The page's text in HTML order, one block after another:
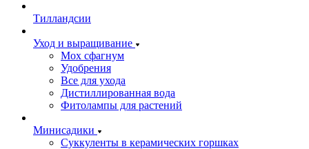
Тилландсии
Уход и выращивание
Мох сфагнум
Удобрения
Все для ухода
Дистиллированная вода
Фитолампы для растений
Минисадики
Суккуленты в керамических горшках